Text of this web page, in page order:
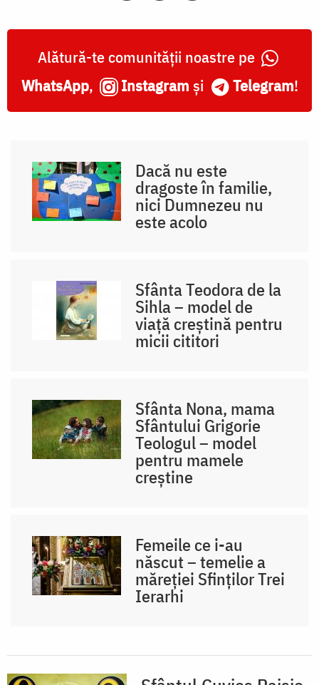
Alătură-te comunității noastre pe
WhatsApp, Instagram și Telegram!
Dacă nu este
dragoste în familie,
nici Dumnezeu nu
este acolo
Sfânta Teodora de la
Sihla – model de
viaţă creştină pentru
micii cititori
Sfânta Nona, mama
Sfântului Grigorie
Teologul – model
pentru mamele
creștine
Femeile ce i-au
născut – temelie a
măreției Sfinților Trei
Ierarhi